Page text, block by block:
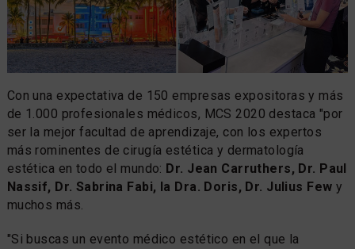
Con una expectativa de 150 empresas expositoras y más
de 1.000 profesionales médicos, MCS 2020 destaca "por
ser la mejor facultad de aprendizaje, con los expertos
más rominentes de cirugía estética y dermatología
estética en todo el mundo: Dr. Jean Carruthers, Dr. Paul
Nassif, Dr. Sabrina Fabi, la Dra. Doris, Dr. Julius Few y
muchos más.
"Si buscas un evento médico estético en el que la